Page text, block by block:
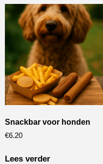
Snackbar voor honden
€6.20
Lees verder